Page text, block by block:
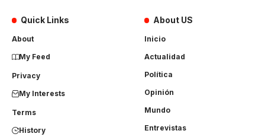
Quick Links
About
My Feed
Privacy
My Interests
Terms
History
About US
Inicio
Actualidad
Política
Opinión
Mundo
Entrevistas